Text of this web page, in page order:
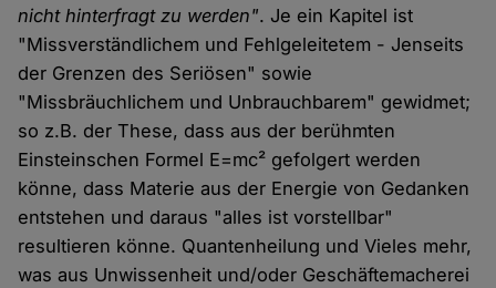
nicht hinterfragt zu werden". Je ein Kapitel ist
"Missverständlichem und Fehlgeleitetem - Jenseits
der Grenzen des Seriösen" sowie
"Missbräuchlichem und Unbrauchbarem" gewidmet;
so z.B. der These, dass aus der berühmten
Einsteinschen Formel E=mc² gefolgert werden
könne, dass Materie aus der Energie von Gedanken
entstehen und daraus "alles ist vorstellbar"
resultieren könne. Quantenheilung und Vieles mehr,
was aus Unwissenheit und/oder Geschäftemacherei